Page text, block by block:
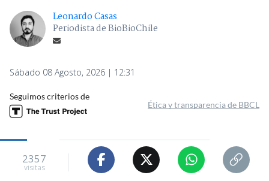
Leonardo Casas
Periodista de BioBioChile
Sábado 08 Agosto, 2026 | 12:31
Seguimos criterios de
Ética y transparencia de BBCL
2357
visitas